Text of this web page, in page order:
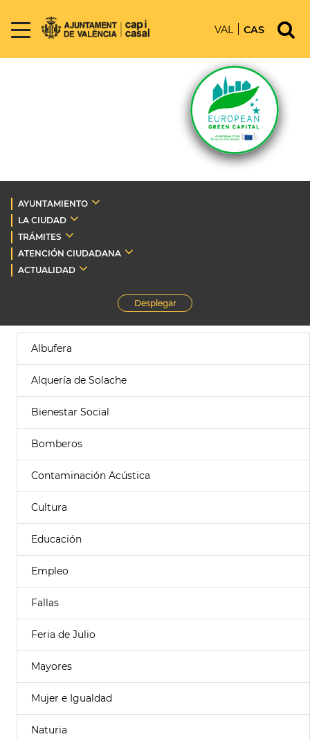
VAL CAS
AYUNTAMIENTO
LA CIUDAD
TRÁMITES
ATENCIÓN CIUDADANA
ACTUALIDAD
Desplegar
Albufera
Alquería de Solache
Bienestar Social
Bomberos
Contaminación Acústica
Cultura
Educación
Empleo
Fallas
Feria de Julio
Mayores
Mujer e Igualdad
Naturia